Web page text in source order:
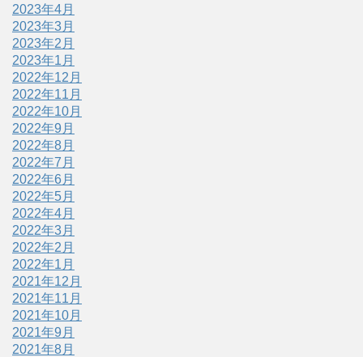
2023年4月
2023年3月
2023年2月
2023年1月
2022年12月
2022年11月
2022年10月
2022年9月
2022年8月
2022年7月
2022年6月
2022年5月
2022年4月
2022年3月
2022年2月
2022年1月
2021年12月
2021年11月
2021年10月
2021年9月
2021年8月